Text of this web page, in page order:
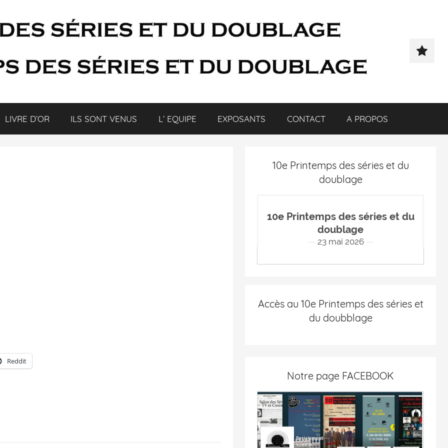
LIVRE D’OR ILS SONT VENUS L’ EQUIPE EXPOSANTS CONTACT A PROPOS
Reddit
10e Printemps des séries et du
doublage
10e Printemps des séries et du
doublage
23 mai 2026
Accès au 10e Printemps des séries et
du doubblage
Notre page FACEBOOK